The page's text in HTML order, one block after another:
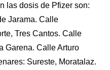
las dosis de Pfizer son:
Jarama. Calle
Tres Cantos. Calle
Garena. Calle Arturo
Sureste, Moratalaz.